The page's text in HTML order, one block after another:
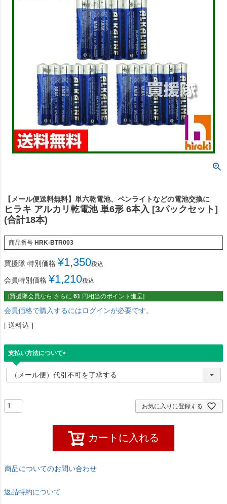
【メール便送料無料】単六乾電池、ペンライトなどの電池交換に
ヒラキ アルカリ乾電池 単6形 6本入 [3パックセット]
(合計18本)
商品番号 HRK-BTR003
買援隊 特別価格 ¥1,350税込
会員特別価格 ¥1,210税込
[買援隊会員なら さらに 61 円相当のポイント進呈]
会員価格で購入するにはログインが必要です。
送料込
支払い方法について
(
必
須
お気に入りに登録する
カートに入れる
商品についてのお問い合わせ
返品特約について